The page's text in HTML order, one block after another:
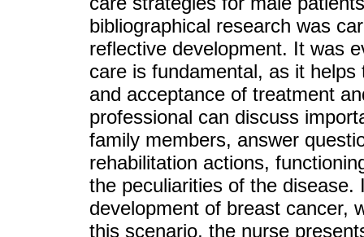
bibliographical research was
reflective development. It was
care is fundamental, as it
and acceptance of treatment
professional can discuss
family members, answer
rehabilitation actions,
the peculiarities of the
development of breast cancer,
this scenario, the nurse